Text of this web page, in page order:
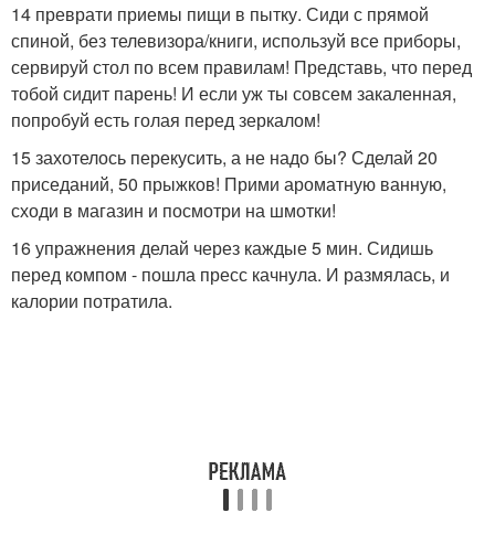
14 преврати приемы пищи в пытку. Сиди с прямой
спиной, без телевизора/книги, используй все приборы,
сервируй стол по всем правилам! Представь, что перед
тобой сидит парень! И если уж ты совсем закаленная,
попробуй есть голая перед зеркалом!
15 захотелось перекусить, а не надо бы? Сделай 20
приседаний, 50 прыжков! Прими ароматную ванную,
сходи в магазин и посмотри на шмотки!
16 упражнения делай через каждые 5 мин. Сидишь
перед компом - пошла пресс качнула. И размялась, и
калории потратила.